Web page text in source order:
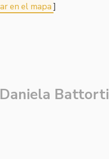
en el mapa ]
Battorti